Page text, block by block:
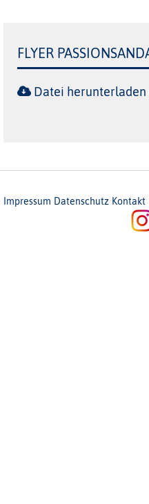
FLYER
Datei herunterladen
Impressum Datenschutz Kontakt